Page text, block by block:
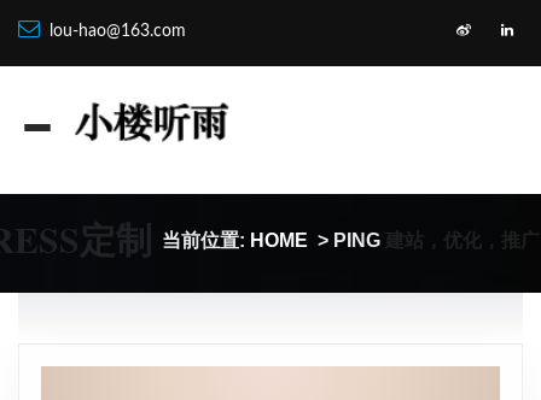
lou-hao@163.com
定制 当前位置: HOME > PING 建站，优化，推广